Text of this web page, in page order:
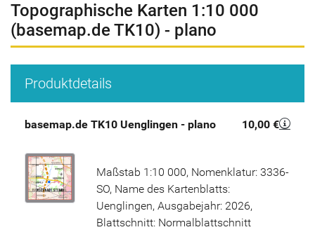
Topographische Karten 1:10 000
(basemap.de TK10) - plano
Produktdetails
basemap.de TK10 Uenglingen - plano 10,00 €
Maßstab 1:10 000, Nomenklatur: 3336-
SO, Name des Kartenblatts:
Uenglingen, Ausgabejahr: 2026,
Blattschnitt: Normalblattschnitt